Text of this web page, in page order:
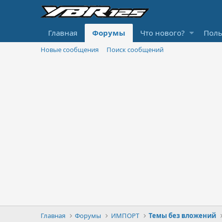
Главная Форумы Что нового?
Новые сообщения Поиск сообщений
Главная Форумы ИМПОРТ Темы без вложений